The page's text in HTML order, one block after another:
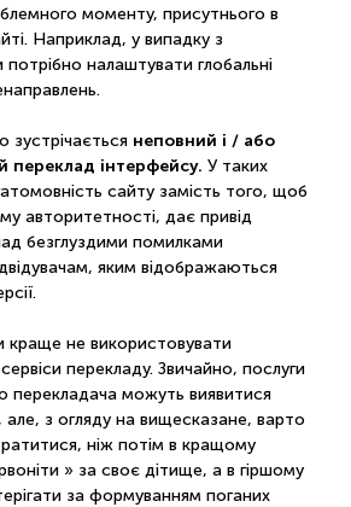
моменту, присутнього в
Наприклад, у випадку з
налаштувати глобальні
зустрічається неповний і / або
переклад інтерфейсу. У таких
сайту замість того, щоб
авторитетності, дає привід
безглуздими помилками
яким відображаються
краще не використовувати
перекладу. Звичайно, послуги
перекладача можуть виявитися
з огляду на вищесказане, варто
ніж потім в кращому
» за своє дітище, а в гіршому
за формуванням поганих